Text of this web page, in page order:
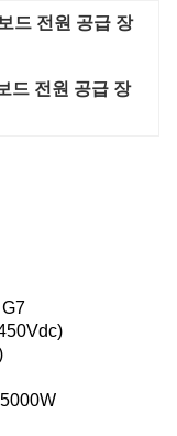
드 전원 공급 장
드 전원 공급 장